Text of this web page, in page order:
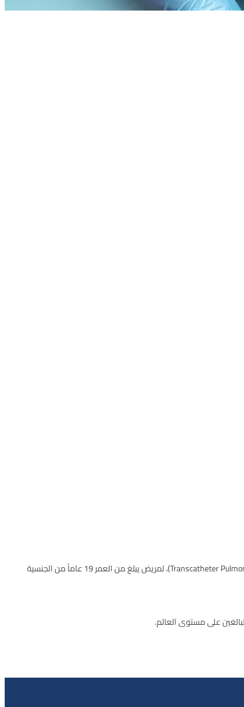
تم يوم الخميس في مستشفى الخالدي إجراء ثاني حالة على مستوى القطاع الخاص في الأردن لزراعة صمام رئوي بالقسطرة دون تدخل جراحي (Transcatheter Pulmonary Valve Replacement)، لمريض يبلغ من العمر 19 عاماً من الجنسية